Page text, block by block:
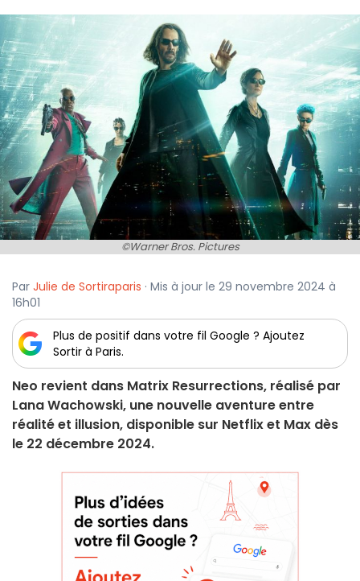
©Warner Bros. Pictures
Par Julie de Sortiraparis · Mis à jour le 29 novembre 2024 à
16h01
Plus de positif dans votre fil Google ? Ajoutez
Sortir à Paris.
Neo revient dans Matrix Resurrections, réalisé par
Lana Wachowski, une nouvelle aventure entre
réalité et illusion, disponible sur Netflix et Max dès
le 22 décembre 2024.